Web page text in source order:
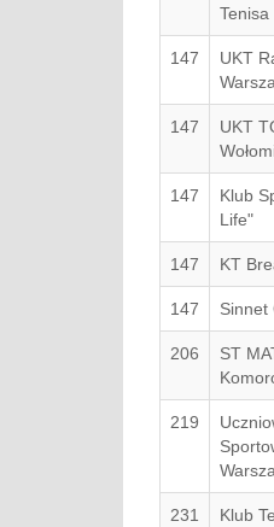
Tenisa
147
UKT
147
UKT
147
Klub
Life"
147 KT
147 Sinnet
206
ST
219
231 Klub